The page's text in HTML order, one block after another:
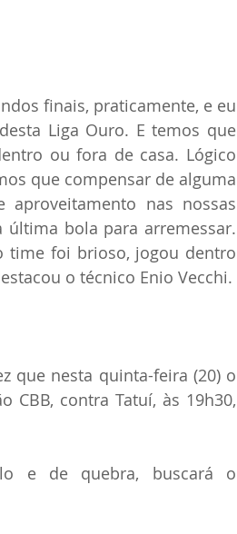
finais, praticamente, e eu
Liga Ouro. E temos que
ou fora de casa. Lógico
que compensar de alguma
nas nossas
bola para arremessar.
time foi brioso, jogou dentro
o técnico Enio Vecchi.
que nesta quinta-feira (20) o
contra Tatuí, às 19h30,
e de quebra, buscará o